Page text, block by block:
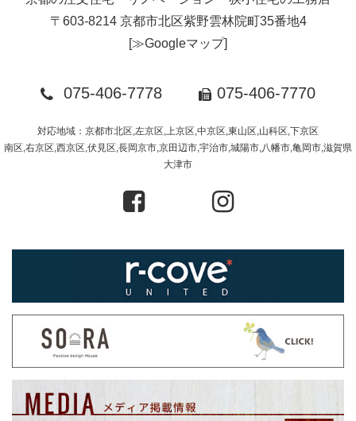
〒603-8214 京都市北区紫野雲林院町35番地4
[≫Googleマップ]
075-406-7778 075-406-7770
対応地域：京都市北区,左京区,上京区,中京区,東山区,山科区,下京区
南区,右京区,西京区,伏見区,長岡京市,京田辺市,宇治市,城陽市,八幡市,亀岡市,滋賀県
大津市